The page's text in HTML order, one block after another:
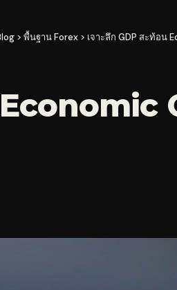
> พื้นฐาน Forex > เจาะลึก GDP สะท้อน